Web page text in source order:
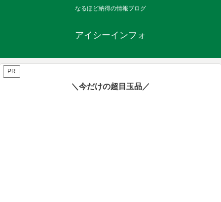
なるほど納得の情報ブログ
アイシーインフォ
PR
＼今だけの超目玉品／